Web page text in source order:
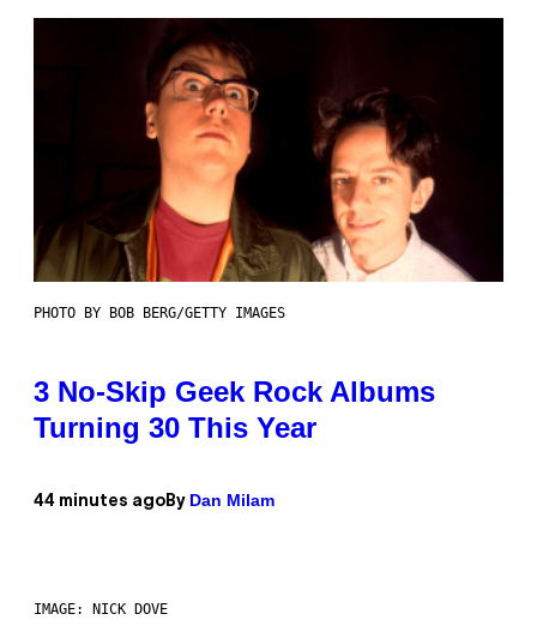
PHOTO BY BOB BERG/GETTY IMAGES
3 No-Skip Geek Rock Albums
Turning 30 This Year
44 minutes ago By Dan Milam
IMAGE: NICK DOVE